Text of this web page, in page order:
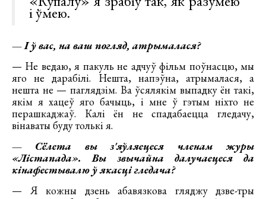
і ўмею.
— І ў вас, на ваш погляд, атрымалася?
— Не ведаю, я пакуль не адчуў фільм поўнасцю, мы
яго не дарабілі. Нешта, напэўна, атрымалася, а
нешта не — паглядзім. Ва ўсялякім выпадку ён такі,
якім я хацеў яго бачыць, і мне ў гэтым ніхто не
перашкаджаў. Калі ён не спадабаецца гледачу,
вінаваты буду толькі я.
— Сёлета вы з'яўляецеся членам журы
«Лістапада». Вы звычайна далучаецеся да
кінафестывалю ў якасці гледача?
— Я кожны дзень абавязкова гляджу дзве-тры